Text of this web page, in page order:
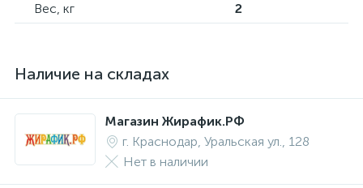
Вес, кг 2
Наличие на складах
Магазин Жирафик.РФ
г. Краснодар, Уральская ул., 128
Нет в наличии